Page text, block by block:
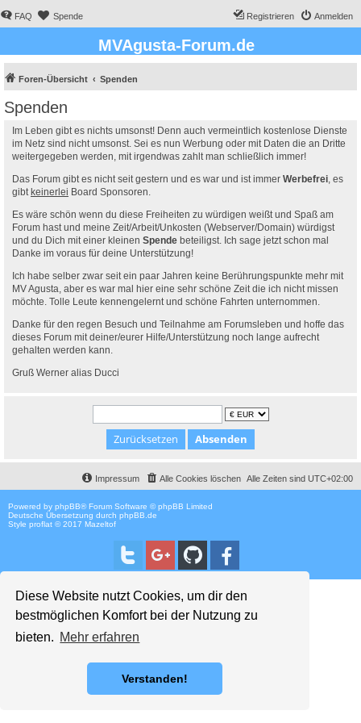
Diese Website nutzt Cookies, um dir den
bestmöglichen Komfort bei der Nutzung zu
bieten. Mehr erfahren
Verstanden!
FAQ Spende Anmelden
Registrieren
MVAgusta-Forum.de
Foren-Übersicht Spenden
Spenden
Im Leben gibt es nichts umsonst! Denn auch vermeintlich kostenlose Dienste
im Netz sind nicht umsonst. Sei es nun Werbung oder mit Daten die an Dritte
weitergegeben werden, mit irgendwas zahlt man schließlich immer!
Das Forum gibt es nicht seit gestern und es war und ist immer Werbefrei, es
gibt keinerlei Board Sponsoren.
Es wäre schön wenn du diese Freiheiten zu würdigen weißt und Spaß am
Forum hast und meine Zeit/Arbeit/Unkosten (Webserver/Domain) würdigst
und du Dich mit einer kleinen Spende beteiligst. Ich sage jetzt schon mal
Danke im voraus für deine Unterstützung!
Ich habe selber zwar seit ein paar Jahren keine Berührungspunkte mehr mit
MV Agusta, aber es war mal hier eine sehr schöne Zeit die ich nicht missen
möchte. Tolle Leute kennengelernt und schöne Fahrten unternommen.
Danke für den regen Besuch und Teilnahme am Forumsleben und hoffe das
dieses Forum mit deiner/eurer Hilfe/Unterstützung noch lange aufrecht
gehalten werden kann.
Gruß Werner alias Ducci
Alle Zeiten sind UTC+02:00
Alle Cookies löschen
Impressum
Powered by phpBB® Forum Software © phpBB Limited
Deutsche Übersetzung durch phpBB.de
Style proflat © 2017 Mazeltof